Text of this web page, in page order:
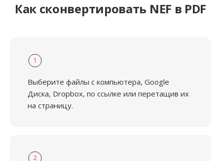
Как сконвертировать NEF в PDF
1
Выберите файлы с компьютера, Google
Диска, Dropbox, по ссылке или перетащив их
на страницу.
2